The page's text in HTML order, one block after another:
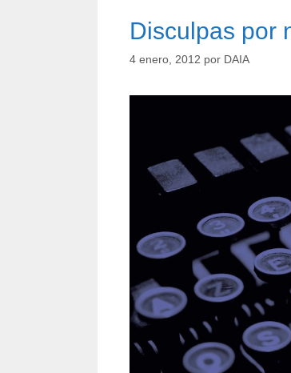
Disculpas por
4 enero, 2012 por DAIA